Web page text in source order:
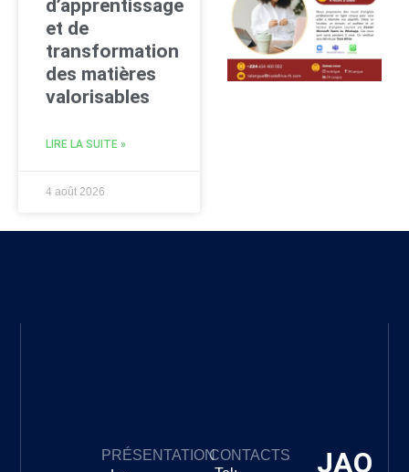
d’apprentissage
et de
transformation
des matières
valorisables
LIRE LA SUITE »
4 août 2026
PRÉSENTATIONCONTACTS
JAO